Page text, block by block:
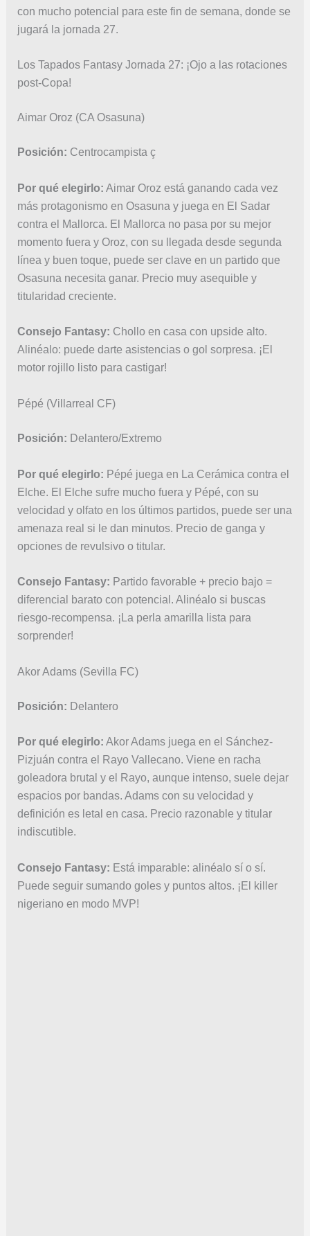
con mucho potencial para este fin de semana, donde se
jugará la jornada 27.
Los Tapados Fantasy Jornada 27: ¡Ojo a las rotaciones
post-Copa!
Aimar Oroz (CA Osasuna)
Posición: Centrocampista ç
Por qué elegirlo: Aimar Oroz está ganando cada vez
más protagonismo en Osasuna y juega en El Sadar
contra el Mallorca. El Mallorca no pasa por su mejor
momento fuera y Oroz, con su llegada desde segunda
línea y buen toque, puede ser clave en un partido que
Osasuna necesita ganar. Precio muy asequible y
titularidad creciente.
Consejo Fantasy: Chollo en casa con upside alto.
Alinéalo: puede darte asistencias o gol sorpresa. ¡El
motor rojillo listo para castigar!
Pépé (Villarreal CF)
Posición: Delantero/Extremo
Por qué elegirlo: Pépé juega en La Cerámica contra el
Elche. El Elche sufre mucho fuera y Pépé, con su
velocidad y olfato en los últimos partidos, puede ser una
amenaza real si le dan minutos. Precio de ganga y
opciones de revulsivo o titular.
Consejo Fantasy: Partido favorable + precio bajo =
diferencial barato con potencial. Alinéalo si buscas
riesgo-recompensa. ¡La perla amarilla lista para
sorprender!
Akor Adams (Sevilla FC)
Posición: Delantero
Por qué elegirlo: Akor Adams juega en el Sánchez-
Pizjuán contra el Rayo Vallecano. Viene en racha
goleadora brutal y el Rayo, aunque intenso, suele dejar
espacios por bandas. Adams con su velocidad y
definición es letal en casa. Precio razonable y titular
indiscutible.
Consejo Fantasy: Está imparable: alinéalo sí o sí.
Puede seguir sumando goles y puntos altos. ¡El killer
nigeriano en modo MVP!